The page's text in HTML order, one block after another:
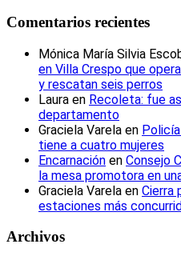
Comentarios recientes
Mónica María Silvia
en Villa Crespo que
y rescatan seis perros
Laura en Recoleta: fue
departamento
Graciela Varela en
tiene a cuatro mujeres
Encarnación en Consejo
la mesa promotora en
Graciela Varela en Cierra
estaciones más
Archivos